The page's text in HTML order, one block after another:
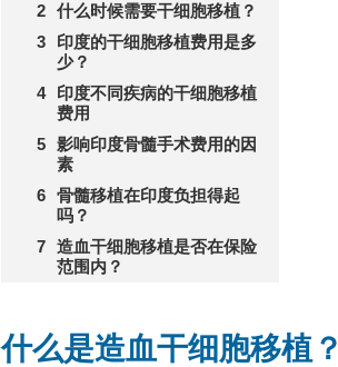
什么时候需要干细胞移植？
印度的干细胞移植费用是多
少？
印度不同疾病的干细胞移植
费用
影响印度骨髓手术费用的因
素
骨髓移植在印度负担得起
吗？
造血干细胞移植是否在保险
范围内？
什么是造血干细胞移植？